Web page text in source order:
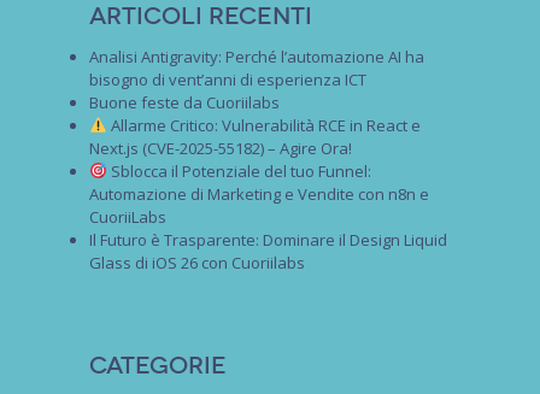
Articoli recenti
Analisi Antigravity: Perché l’automazione AI ha
bisogno di vent’anni di esperienza ICT
Buone feste da Cuoriilabs
Allarme Critico: Vulnerabilità RCE in React e
Next.js (CVE-2025-55182) – Agire Ora!
Sblocca il Potenziale del tuo Funnel:
Automazione di Marketing e Vendite con n8n e
CuoriiLabs
Il Futuro è Trasparente: Dominare il Design Liquid
Glass di iOS 26 con Cuoriilabs
Categorie